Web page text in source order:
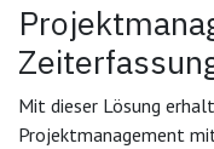
Mit dieser Lösung
Projektmanagement